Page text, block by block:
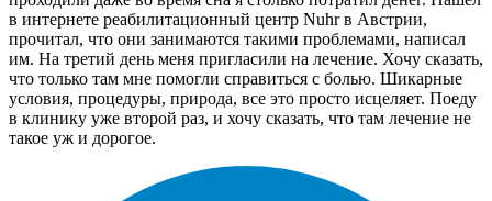
в интернете реабилитационный центр Nuhr в Австрии,
прочитал, что они занимаются такими проблемами, написал
им. На третий день меня пригласили на лечение. Хочу сказать,
что только там мне помогли справиться с болью. Шикарные
условия, процедуры, природа, все это просто исцеляет. Поеду
в клинику уже второй раз, и хочу сказать, что там лечение не
такое уж и дорогое.